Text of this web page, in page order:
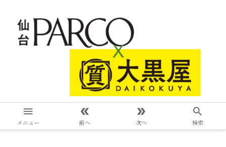

メニュー

前へ

次へ

検索